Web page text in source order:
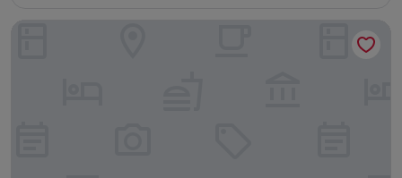
First Inn Hotel Blois